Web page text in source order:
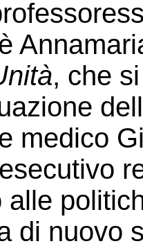
, che
medico
alle
di nuovo